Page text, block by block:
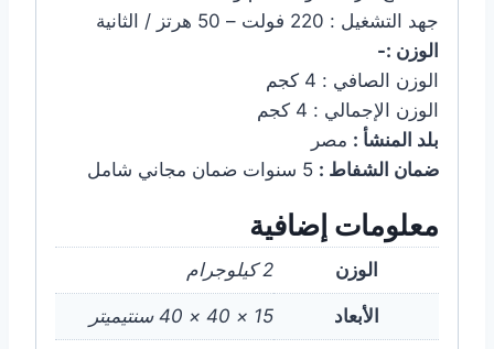
جهد التشغيل : 220 فولت – 50 هرتز / الثانية
الوزن :-
الوزن الصافي : 4 كجم
الوزن الإجمالي : 4 كجم
بلد المنشأ : مصر
ضمان الشفاط :
معلومات إضافية
الوزن 2 كيلوجرام
الأبعاد 15 × 40 × 40 سنتيميتر